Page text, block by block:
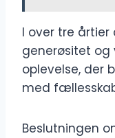
I over tre
generøsitet og
oplevelse, der
med
Beslutningen